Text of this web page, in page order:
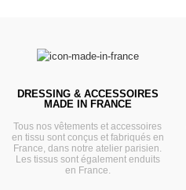
DRESSING & ACCESSOIRES
MADE IN FRANCE
Tous nos vêtements et accessoires
en tissu sont conçus et fabriqués en
France, dans notre atelier parisien.
Les tissus sont également enduits
en France.